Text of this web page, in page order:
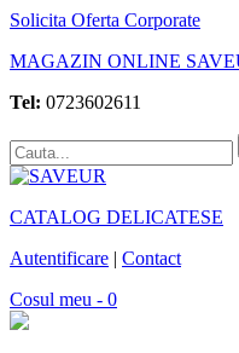
Solicita Oferta Corporate
MAGAZIN ONLINE
Tel: 0723602611
CATALOG DELICATESE
Autentificare | Contact
Cosul meu - 0